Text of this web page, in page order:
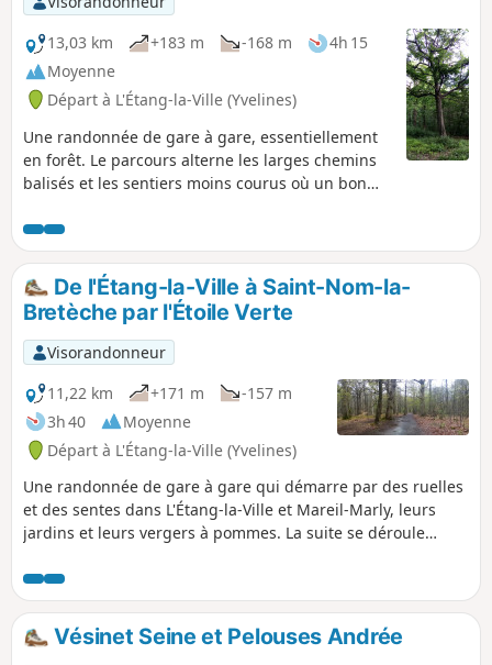
13,03 km
+183 m -168 m
4h 15
Moyenne
Départ à L'Étang-la-Ville (Yvelines)
Une randonnée de gare à gare, essentiellement
en forêt. Le parcours alterne les larges chemins
balisés et les sentiers moins courus où un bon
belles ambiances forestières, plusieurs arbres
remarquables et une ancienne croix du XVIIIe
siècle.De l'Étang-la-Ville à Saint-Nom-la-
Bretèche par l'Étoile Verte
Visorandonneur
11,22 km
+171 m
-157 m
3h 40
Moyenne
Départ à L'Étang-la-Ville (Yvelines)
Une randonnée de gare à gare qui démarre par des ruelles
et des sentes dans L'Étang-la-Ville et Mareil-Marly, leurs
jardins et leurs vergers à pommes. La suite se déroule
chemins stabilisés, de chemins de terre parfois humides et
de sentiers peu connus en plein sous-bois. En chemin, de
belles ambiances forestières, plusieurs arbres
remarquables et une ancienne croix du XVIIIe siècle.
Vésinet Seine et Pelouses Andrée